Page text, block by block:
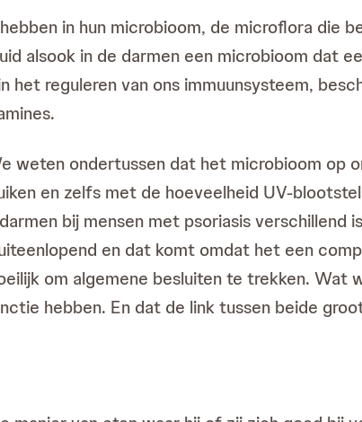
in hun microbioom, de microflora die
alsook in de darmen een microbioom dat
reguleren van ons immuunsysteem,
weten ondertussen dat het microbioom op
en zelfs met de hoeveelheid UV-
bij mensen met psoriasis verschillend
en dat komt omdat het een
om algemene besluiten te trekken. Wat
hebben. En dat de link tussen beide